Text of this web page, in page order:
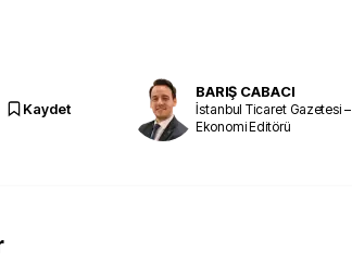
Kaydet
BARIŞ CABACI
İstanbul Ticaret Gazetesi –
Ekonomi Editörü